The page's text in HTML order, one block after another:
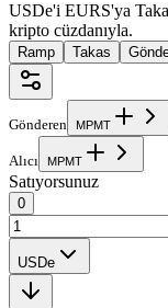
USDe'i EURS'ya
kripto cüzdanıyla.
Ramp Takas
Gönderen MPMT
Alıcı MPMT
Satıyorsunuz
0
USDe